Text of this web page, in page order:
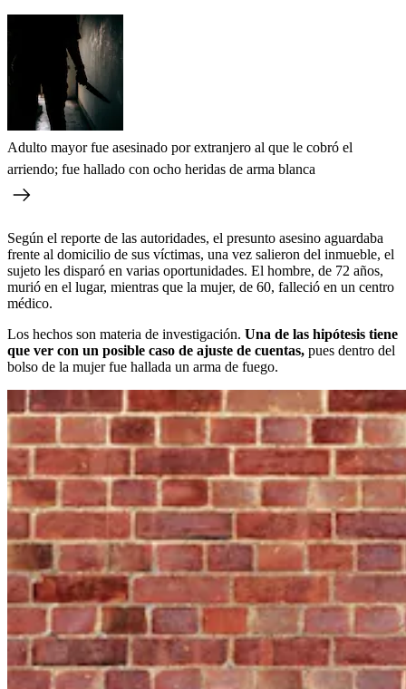
Adulto mayor fue asesinado por extranjero al que le cobró el
arriendo; fue hallado con ocho heridas de arma blanca
Según el reporte de las autoridades, el presunto asesino aguardaba
frente al domicilio de sus víctimas, una vez salieron del inmueble, el
sujeto les disparó en varias oportunidades. El hombre, de 72 años,
murió en el lugar, mientras que la mujer, de 60, falleció en un centro
médico.
Los hechos son materia de investigación. Una de las hipótesis tiene
que ver con un posible caso de ajuste de cuentas, pues dentro del
bolso de la mujer fue hallada un arma de fuego.